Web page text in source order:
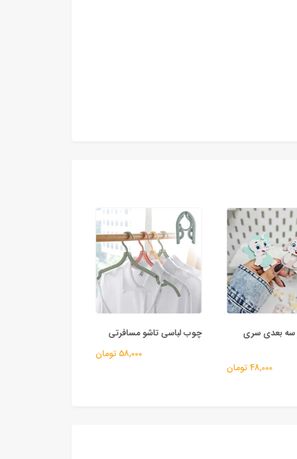
سه بعدی سری
48,000 تومان
چوب لباسی تاشو مسافرتی
58,000 تومان